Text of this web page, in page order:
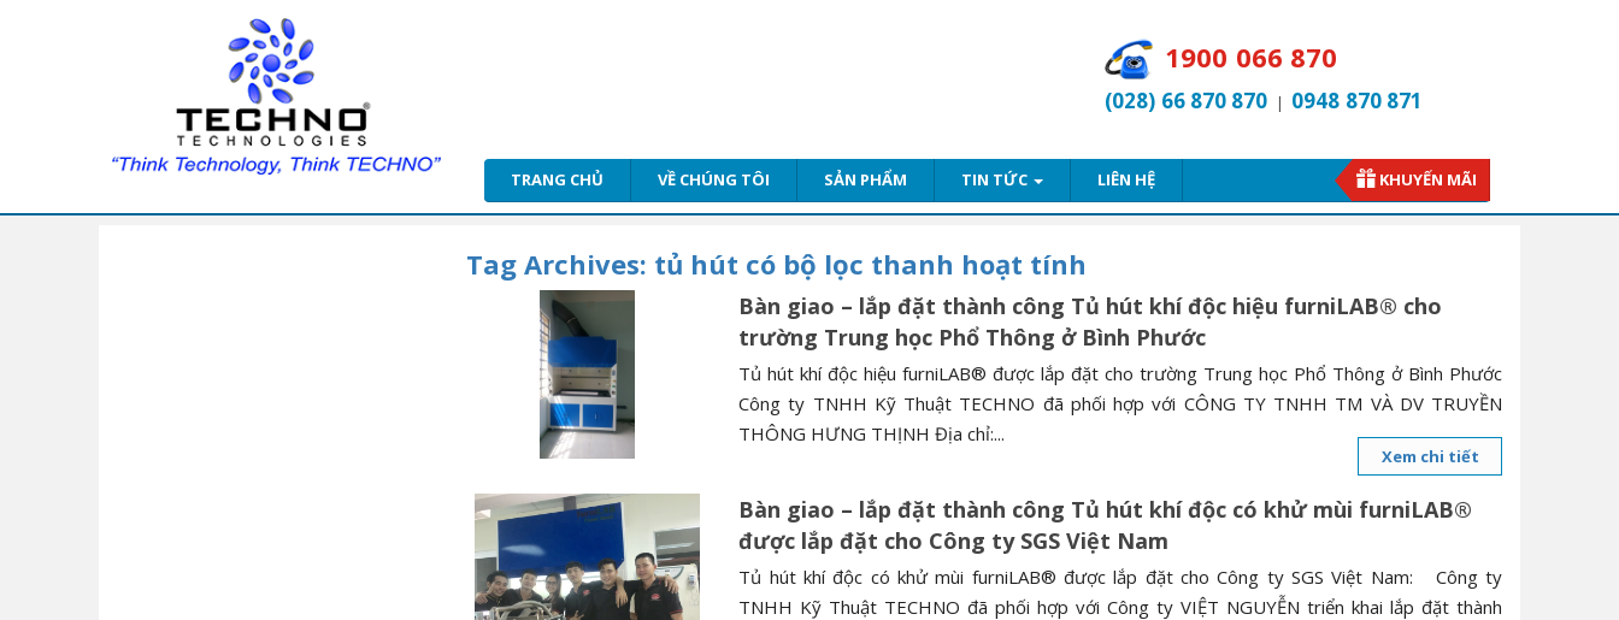
1900 066 870
(028) 66 870 870 | 0948 870 871
TRANG CHỦ VỀ CHÚNG TÔI SẢN PHẨM TIN TỨC LIÊN HỆ KHUYẾN MÃI
Tag Archives: tủ hút có bộ lọc thanh hoạt tính
Bàn giao – lắp đặt thành công Tủ hút khí độc hiệu furniLAB® cho
trường Trung học Phổ Thông ở Bình Phước
Tủ hút khí độc hiệu furniLAB® được lắp đặt cho trường Trung học Phổ Thông ở Bình Phước
Công ty TNHH Kỹ Thuật TECHNO đã phối hợp với CÔNG TY TNHH TM VÀ DV TRUYỀN
THÔNG HƯNG THỊNH Địa chỉ:...
Xem chi tiết
Bàn giao – lắp đặt thành công Tủ hút khí độc có khử mùi furniLAB®
được lắp đặt cho Công ty SGS Việt Nam
Tủ hút khí độc có khử mùi furniLAB® được lắp đặt cho Công ty SGS Việt Nam: Công ty
TNHH Kỹ Thuật TECHNO đã phối hợp với Công ty VIỆT NGUYỄN triển khai lắp đặt thành